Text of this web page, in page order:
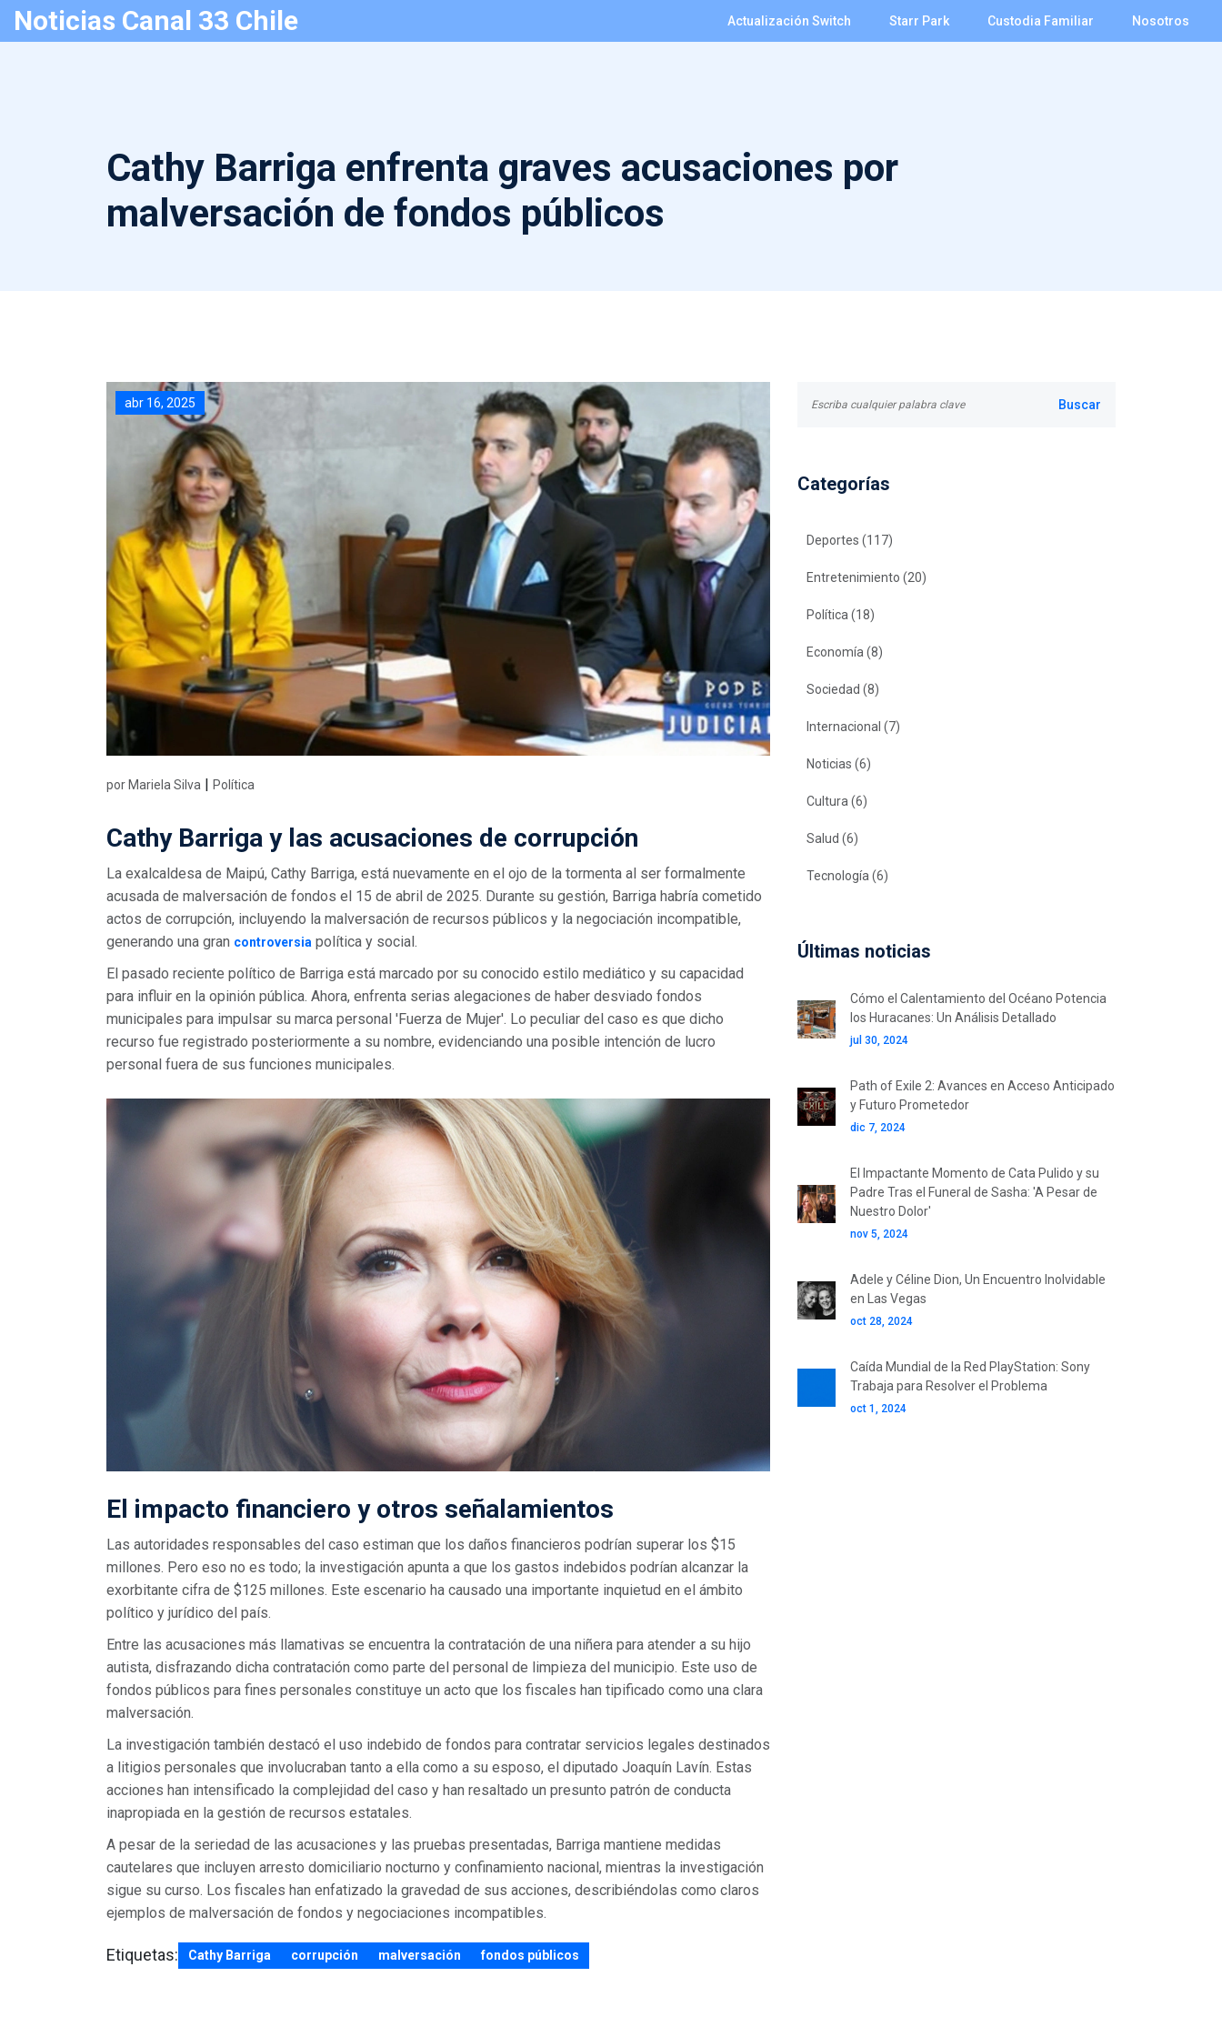
Noticias Canal 33 Chile Actualización Switch Starr Park Custodia Familiar Nosotros
Cathy Barriga enfrenta graves acusaciones por
malversación de fondos públicos
abr 16, 2025
por Mariela Silva | Política
Cathy Barriga y las acusaciones de corrupción
La exalcaldesa de Maipú, Cathy Barriga, está nuevamente en el ojo de la tormenta al ser formalmente
acusada de malversación de fondos el 15 de abril de 2025. Durante su gestión, Barriga habría cometido
actos de corrupción, incluyendo la malversación de recursos públicos y la negociación incompatible,
generando una gran controversia política y social.
El pasado reciente político de Barriga está marcado por su conocido estilo mediático y su capacidad
para influir en la opinión pública. Ahora, enfrenta serias alegaciones de haber desviado fondos
municipales para impulsar su marca personal 'Fuerza de Mujer'. Lo peculiar del caso es que dicho
recurso fue registrado posteriormente a su nombre, evidenciando una posible intención de lucro
personal fuera de sus funciones municipales.
El impacto financiero y otros señalamientos
Las autoridades responsables del caso estiman que los daños financieros podrían superar los $15
millones. Pero eso no es todo; la investigación apunta a que los gastos indebidos podrían alcanzar la
exorbitante cifra de $125 millones. Este escenario ha causado una importante inquietud en el ámbito
político y jurídico del país.
Entre las acusaciones más llamativas se encuentra la contratación de una niñera para atender a su hijo
autista, disfrazando dicha contratación como parte del personal de limpieza del municipio. Este uso de
fondos públicos para fines personales constituye un acto que los fiscales han tipificado como una clara
malversación.
La investigación también destacó el uso indebido de fondos para contratar servicios legales destinados
a litigios personales que involucraban tanto a ella como a su esposo, el diputado Joaquín Lavín. Estas
acciones han intensificado la complejidad del caso y han resaltado un presunto patrón de conducta
inapropiada en la gestión de recursos estatales.
A pesar de la seriedad de las acusaciones y las pruebas presentadas, Barriga mantiene medidas
cautelares que incluyen arresto domiciliario nocturno y confinamiento nacional, mientras la investigación
sigue su curso. Los fiscales han enfatizado la gravedad de sus acciones, describiéndolas como claros
ejemplos de malversación de fondos y negociaciones incompatibles.
Etiquetas: Cathy Barriga corrupción malversación fondos públicos
Categorías
Deportes (117)
Entretenimiento (20)
Política (18)
Economía (8)
Sociedad (8)
Internacional (7)
Noticias (6)
Cultura (6)
Salud (6)
Tecnología (6)
Últimas noticias
Cómo el Calentamiento del Océano Potencia
los Huracanes: Un Análisis Detallado
jul 30, 2024
Path of Exile 2: Avances en Acceso Anticipado
y Futuro Prometedor
dic 7, 2024
El Impactante Momento de Cata Pulido y su
Padre Tras el Funeral de Sasha: 'A Pesar de
Nuestro Dolor'
nov 5, 2024
Adele y Céline Dion, Un Encuentro Inolvidable
en Las Vegas
oct 28, 2024
Caída Mundial de la Red PlayStation: Sony
Trabaja para Resolver el Problema
oct 1, 2024